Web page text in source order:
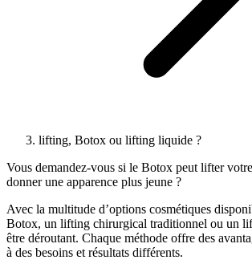
lifting, Botox ou lifting liquide ?
Vous demandez-vous si le Botox peut lifter
donner une apparence plus jeune ?
Avec la multitude d’options cosmétiques
Botox, un lifting chirurgical traditionnel ou un
être déroutant. Chaque méthode offre des
à des besoins et résultats différents.